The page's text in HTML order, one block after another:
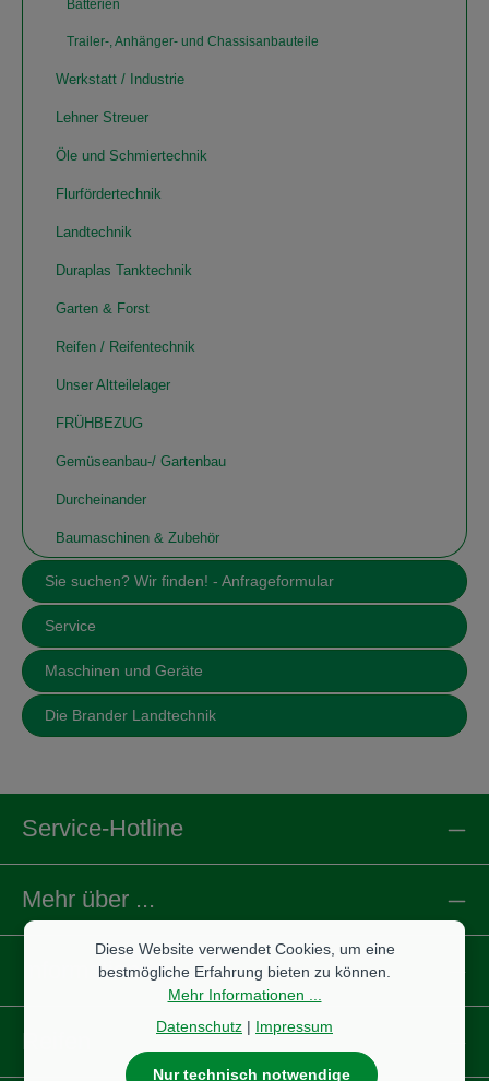
Batterien
Trailer-, Anhänger- und Chassisanbauteile
Werkstatt / Industrie
Lehner Streuer
Öle und Schmiertechnik
Flurfördertechnik
Landtechnik
Duraplas Tanktechnik
Garten & Forst
Reifen / Reifentechnik
Unser Altteilelager
FRÜHBEZUG
Gemüseanbau-/ Gartenbau
Durcheinander
Baumaschinen & Zubehör
Sie suchen? Wir finden! - Anfrageformular
Service
Maschinen und Geräte
Die Brander Landtechnik
Service-Hotline
Mehr über ...
Informationen
Diese Website verwendet Cookies, um eine
bestmögliche Erfahrung bieten zu können.
Mehr Informationen ...
Datenschutz | Impressum
Nur technisch notwendige